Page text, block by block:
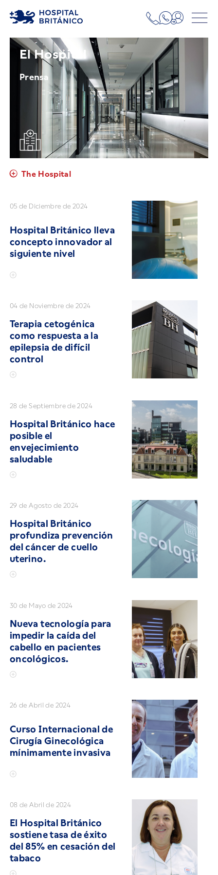
El Hospital
Prensa
The Hospital
05 de Diciembre de 2024
Hospital Británico lleva
concepto innovador al
siguiente nivel
04 de Noviembre de 2024
Terapia cetogénica
como respuesta a la
epilepsia de difícil
control
28 de Septiembre de 2024
Hospital Británico hace
posible el
envejecimiento
saludable
29 de Agosto de 2024
Hospital Británico
profundiza prevención
del cáncer de cuello
uterino.
30 de Mayo de 2024
Nueva tecnología para
impedir la caída del
cabello en pacientes
oncológicos.
26 de Abril de 2024
Curso Internacional de
Cirugía Ginecológica
mínimamente invasiva
08 de Abril de 2024
El Hospital Británico
sostiene tasa de éxito
del 85% en cesación del
tabaco